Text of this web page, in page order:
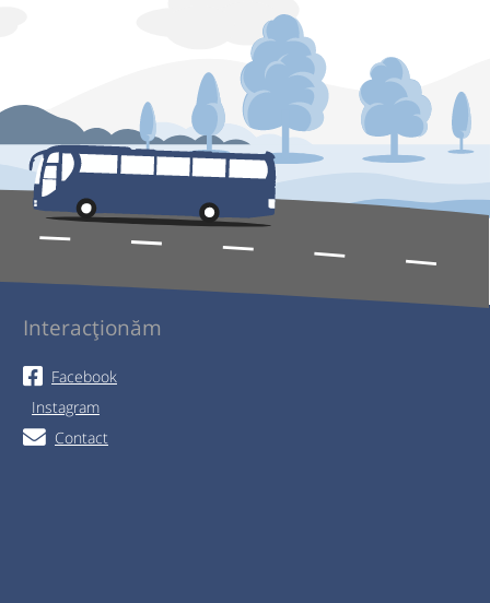
Interacționăm
Facebook
Instagram
Contact